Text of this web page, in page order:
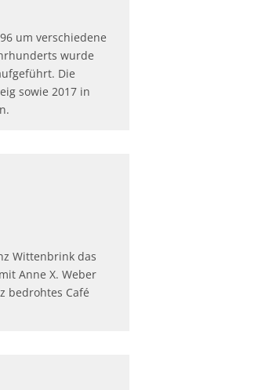
um verschiedene
wurde
Die
sowie 2017 in
Wittenbrink das
Anne X. Weber
bedrohtes Café